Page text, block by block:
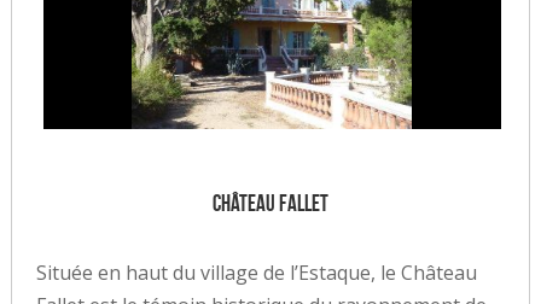
Château Fallet
Située en haut du village de l’Estaque, le Château